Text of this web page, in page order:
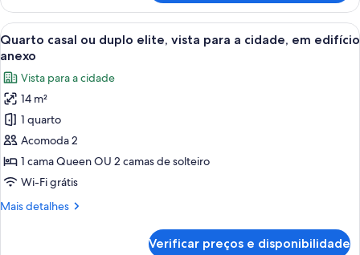
executivo,
em
edifício
anexo
Carrega
todas
as
fotos
de
Quarto
casal
ou
duplo
vista
Quarto de hotel com cama,
12
Quarto casal ou duplo elite, vista para a cidade, em edifício
anexo
Vista para a cidade
14 m²
1 quarto
Acomoda 2
1 cama Queen OU 2 camas de solteiro
Wi-Fi grátis
Mais detalhes
Mais
Verificar preços e disponibilidade